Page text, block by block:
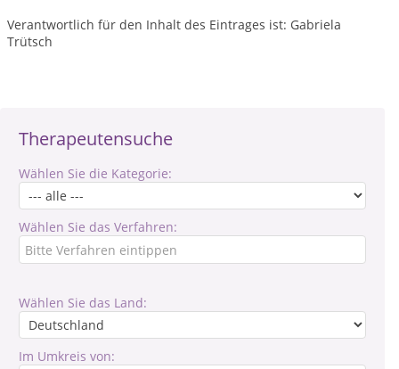
Therapeutensuche
Wählen Sie die Kategorie:
Wählen Sie das Verfahren:
Wählen Sie das Land:
Im Umkreis von:
Verantwortlich für den Inhalt des Eintrages ist: Gabriela
Trütsch